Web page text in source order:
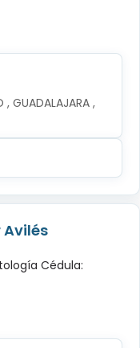
, GUADALAJARA ,
Avilés
Cédula: